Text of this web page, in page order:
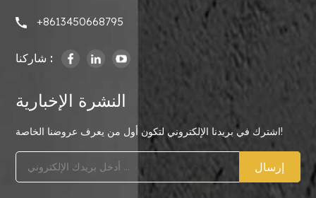
+8613450668795
شاركنا :
النشرة الإخبارية
اشترك في بريدنا الإلكتروني لتكون أول من يعرف عروضنا الخاصة!
إرسال